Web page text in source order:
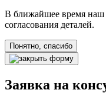
В ближайшее время наш
согласования деталей.
Понятно, спасибо
Заявка на